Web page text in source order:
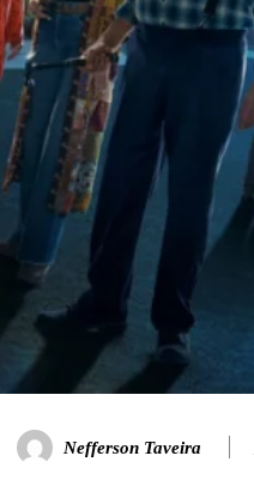
Nefferson Taveira